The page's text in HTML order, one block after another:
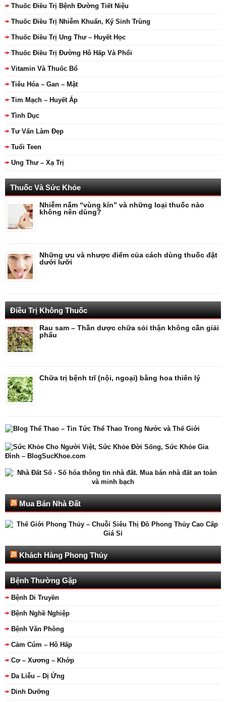
Thuốc Điều Trị Bệnh Đường Tiết Niệu
Thuốc Điều Trị Nhiễm Khuẩn, Ký Sinh Trùng
Thuốc Điều Trị Ung Thư – Huyết Học
Thuốc Điều Trị Đường Hô Hấp Và Phổi
Vitamin Và Thuốc Bổ
Tiêu Hóa – Gan – Mật
Tim Mạch – Huyết Áp
Tình Dục
Tư Vấn Làm Đẹp
Tuổi Teen
Ung Thư – Xạ Trị
Thuốc Và Sức Khỏe
Nhiễm nấm “vùng kín” và những loại thuốc nào
không nên dùng?
Những ưu và nhược điểm của cách dùng thuốc đặt
dưới lưỡi
Điều Trị Không Thuốc
Rau sam – Thần dược chữa sỏi thận không cần giải
phẩu
Chữa trị bệnh trĩ (nội, ngoại) bằng hoa thiên lý
Mua Bán Nhà Đất
Khách Hàng Phong Thủy
Bệnh Thường Gặp
Bệnh Di Truyền
Bệnh Nghề Nghiệp
Bệnh Văn Phòng
Cảm Cúm – Hô Hấp
Cơ – Xương – Khớp
Da Liễu – Dị Ứng
Dinh Dưỡng